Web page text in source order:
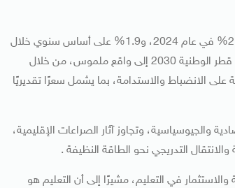
وأوضح أن الاقتصاد القطري حافظ على وتيرة نمو قوية، حيث سجل نموًا بنسبة 2.4% في عام 2024، و1.9% على أساس سنوي خلال
الربع الثاني من عام 2025، مشيرا إلى أن مؤسسات الدولة مستمرة في ترجمة رؤية قطر الوطنية 2030 إلى واقع ملموس، من خلال
على الانضباط والاستدامة، بما يشمل سعرًا تقديريًا
والجيوسياسية، وتجاوز آثار الصراعات الإقليمية،
التدريجي نحو الطاقة النظيفة .
في التعليم، مشيرًا إلى أن التعليم هو